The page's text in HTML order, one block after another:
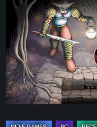
Cesto
Recensione:
la
1.0
del
roguelite
di